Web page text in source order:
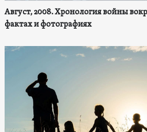
Август, 2008. Хронология войны
фактах и фотографиях